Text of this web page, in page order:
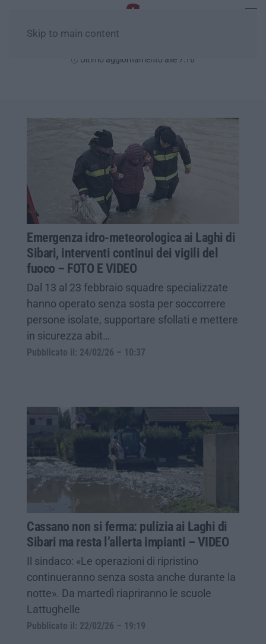
Skip to main content
Ultimo aggiornamento alle 7:16
Emergenza idro-meteorologica ai Laghi di
Sibari, interventi continui dei vigili del
fuoco – FOTO E VIDEO
Dal 13 al 23 febbraio squadre specializzate
hanno operato senza sosta per soccorrere
persone isolate, supportare sfollati e mettere
in sicurezza abit…
Pubblicato il: 24/02/26 – 10:37
Cassano non si ferma: pulizia ai Laghi di
Sibari ma resta l’allerta impianti – VIDEO
Il sindaco: «Le operazioni di ripristino
continueranno senza sosta anche durante la
notte». Da martedì riapriranno le scuole
Lattughelle
Pubblicato il: 22/02/26 – 19:19